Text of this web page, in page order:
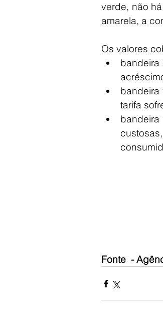
verde, não
amarela, a
Os valores
bandeira
tarifa
Fonte  -